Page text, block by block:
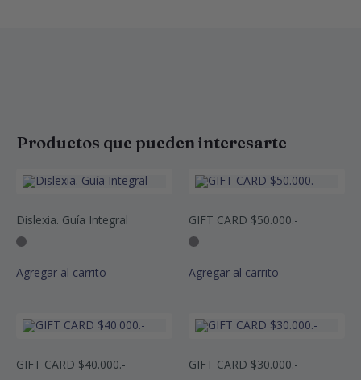
Productos que pueden interesarte
Dislexia. Guía Integral
Agregar al carrito
GIFT CARD $50.000.-
Agregar al carrito
GIFT CARD $40.000.- GIFT CARD $30.000.-